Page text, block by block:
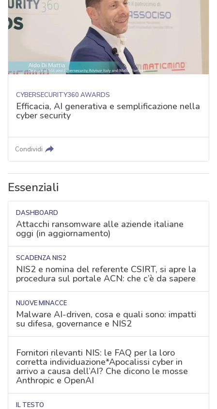
CYBERSECURITY360 AWARDS
Efficacia, AI generativa e semplificazione nella
cyber security
Condividi
Essenziali
DASHBOARD
Attacchi ransomware alle aziende italiane
oggi (in aggiornamento)
SCADENZA NIS2
NIS2 e nomina del referente CSIRT, si apre la
procedura sul portale ACN: che c’è da sapere
NUOVE MINACCE
Malware AI-driven, cosa e quali sono: impatti
su difesa, governance e NIS2
Fornitori rilevanti NIS: le FAQ per la loro
corretta individuazione*Apocalissi cyber in
arrivo a causa dell’AI? Che dicono le mosse
Anthropic e OpenAI
IL TESTO